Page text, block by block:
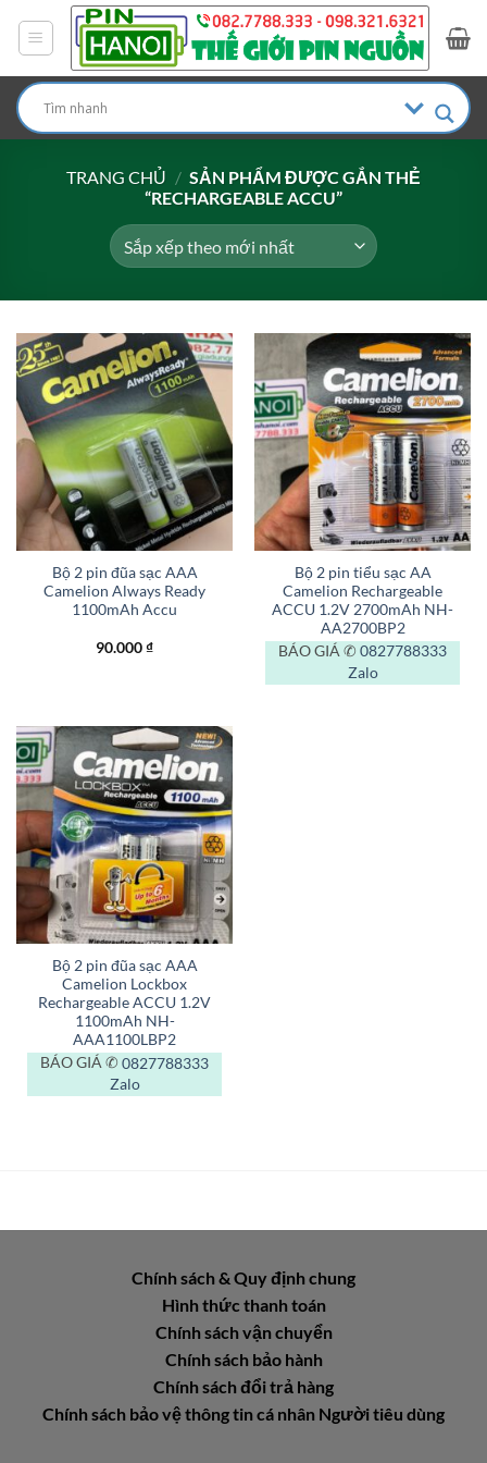
dung
TRANG CHỦ / SẢN PHẨM ĐƯỢC GẮN THẺ
“RECHARGEABLE ACCU”
Bộ 2 pin đũa sạc AAA
Camelion Always Ready
1100mAh Accu
90.000₫
Bộ 2 pin tiểu sạc AA
Camelion Rechargeable
ACCU 1.2V 2700mAh NH-
AA2700BP2
BÁO GIÁ ✆ 0827788333
Zalo
Bộ 2 pin đũa sạc AAA
Camelion Lockbox
Rechargeable ACCU 1.2V
1100mAh NH-
AAA1100LBP2
BÁO GIÁ ✆ 0827788333
Zalo
Chính sách & Quy định chung
Hình thức thanh toán
Chính sách vận chuyển
Chính sách bảo hành
Chính sách đổi trả hàng
Chính sách bảo vệ thông tin cá nhân Người tiêu dùng